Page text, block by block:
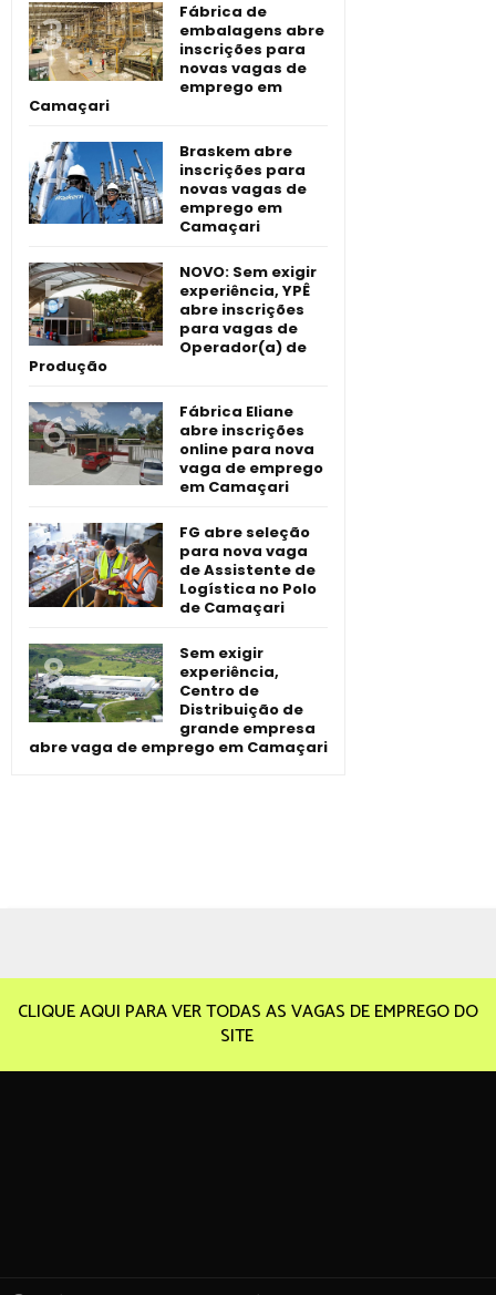
Fábrica de
embalagens abre
inscrições para
novas vagas de
emprego em
Camaçari
Braskem abre
inscrições para
novas vagas de
emprego em
Camaçari
NOVO: Sem exigir
experiência, YPÊ
abre inscrições
para vagas de
Operador(a) de
Produção
Fábrica Eliane
abre inscrições
online para nova
vaga de emprego
em Camaçari
FG abre seleção
para nova vaga
de Assistente de
Logística no Polo
de Camaçari
Sem exigir
experiência,
Centro de
Distribuição de
grande empresa
abre vaga de emprego em Camaçari
CLIQUE AQUI PARA VER TODAS AS VAGAS DE EMPREGO DO
SITE